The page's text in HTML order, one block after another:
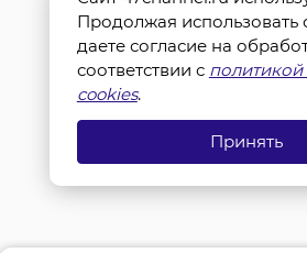
Продолжая использовать
даете согласие на
соответствии с
cookies.
Принять